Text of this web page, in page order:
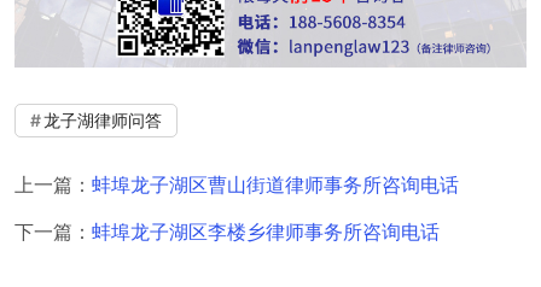
龙子湖律师问答
上一篇： 蚌埠龙子湖区曹山街道律师事务所咨询电话
下一篇： 蚌埠龙子湖区李楼乡律师事务所咨询电话